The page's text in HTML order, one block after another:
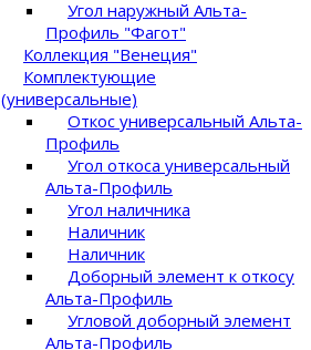
Угол наружный Альта-
Профиль "Фагот"
Коллекция "Венеция"
Комплектующие
(универсальные)
Откос универсальный Альта-
Профиль
Угол откоса универсальный
Альта-Профиль
Угол наличника
Наличник
Наличник
Доборный элемент к откосу
Альта-Профиль
Угловой доборный элемент
Альта-Профиль